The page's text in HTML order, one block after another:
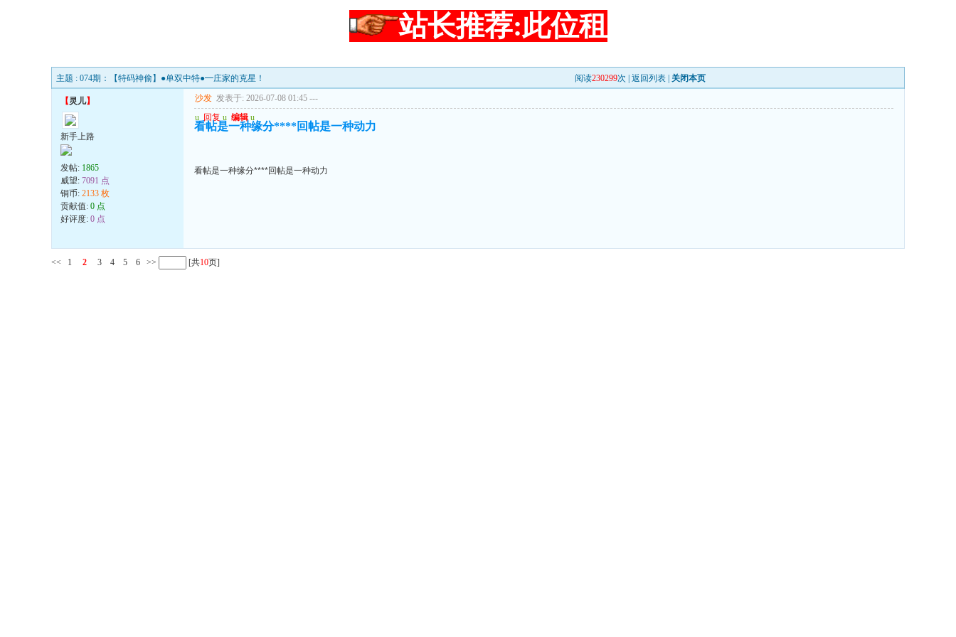
站长推荐:此位租
主题 : 074期：【特码神偷】●单双中特●━庄家的克星！ 阅读230299次 | 返回列表 关闭本页
【灵儿】
新手上路
发帖: 1865
威望: 7091 点
铜币: 2133 枚
贡献值: 0 点
好评度: 0 点
沙发 发表于: 2026-07-08 01:45 ---
u 回复 u 编辑 u
看帖是一种缘分****回帖是一种动力
看帖是一种缘分****回帖是一种动力
<< 1 2 3 4 5 6 >> [共10页]